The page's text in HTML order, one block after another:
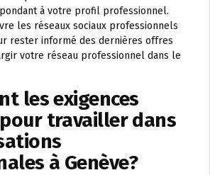
à votre profil professionnel.
les réseaux sociaux professionnels
rester informé des dernières offres
votre réseau professionnel dans le
les exigences
travailler dans
à Genève?